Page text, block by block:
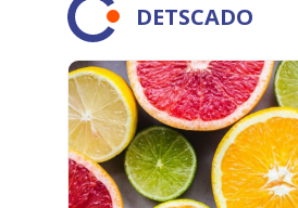
DETSCADO